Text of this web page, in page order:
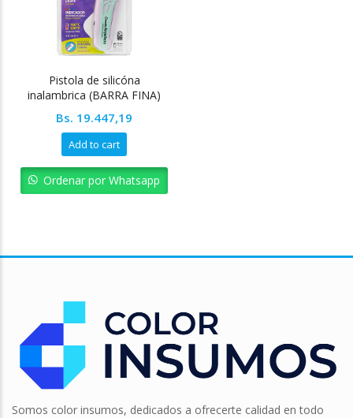
Pistola de silicóna
inalambrica (BARRA FINA)
Bs. 19.447,19
Add to cart
Ordenar por Whatsapp
Somos color insumos, dedicados a ofrecerte calidad en todo